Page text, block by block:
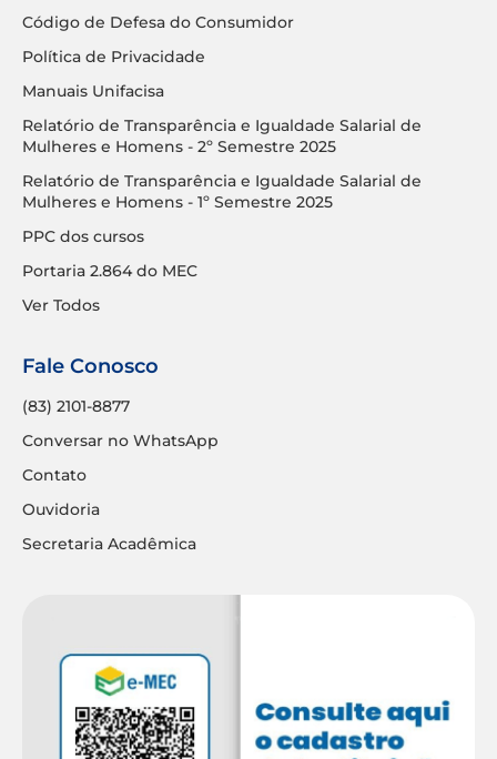
Código de Defesa do Consumidor
Política de Privacidade
Manuais Unifacisa
Relatório de Transparência e Igualdade Salarial de
Mulheres e Homens - 2º Semestre 2025
Relatório de Transparência e Igualdade Salarial de
Mulheres e Homens - 1º Semestre 2025
PPC dos cursos
Portaria 2.864 do MEC
Ver Todos
Fale Conosco
(83) 2101-8877
Conversar no WhatsApp
Contato
Ouvidoria
Secretaria Acadêmica